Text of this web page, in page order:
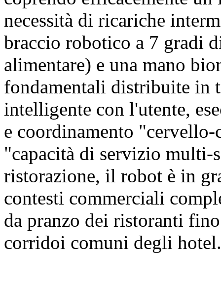
necessità di ricariche
braccio robotico a 7 gradi
alimentare) e una mano
fondamentali distribuite in
intelligente con l'utente,
e coordinamento
"capacità di servizio multi-
ristorazione, il robot è in
contesti commerciali
da pranzo dei ristoranti
corridoi comuni degli hotel.